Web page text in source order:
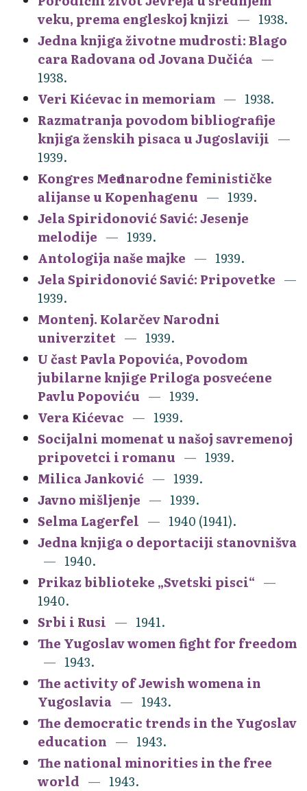
veku, prema engleskoj knjizi
1938.
Jedna knjiga životne mudrosti: Blago
cara Radovana od Jovana Dučića
1938.
Veri Kićevac in memoriam
1938.
Razmatranja povodom bibliografije
knjiga ženskih pisaca u Jugoslaviji
1939.
Kongres Međunarodne feminističke
alijanse u Kopenhagenu
1939.
Jela Spiridonović Savić: Jesenje
melodije
1939.
Antologija naše majke
1939.
Jela Spiridonović Savić: Pripovetke
1939.
Montenj. Kolarčev Narodni
univerzitet
1939.
U čast Pavla Popovića, Povodom
jubilarne knjige Priloga posvećene
Pavlu Popoviću
1939.
Vera Kićevac
1939.
Socijalni momenat u našoj savremenoj
pripovetci i romanu
1939.
Milica Janković
1939.
Javno mišljenje
1939.
Selma Lagerfel
1940 (1941).
Jedna knjiga o deportaciji stanovnišva
1940.
Prikaz biblioteke „Svetski pisci“
1940.
Srbi i Rusi
1941.
The Yugoslav women fight for freedom
1943.
The activity of Jewish womena in
Yugoslavia
1943.
The democratic trends in the Yugoslav
education
1943.
The national minorities in the free
world
1943.